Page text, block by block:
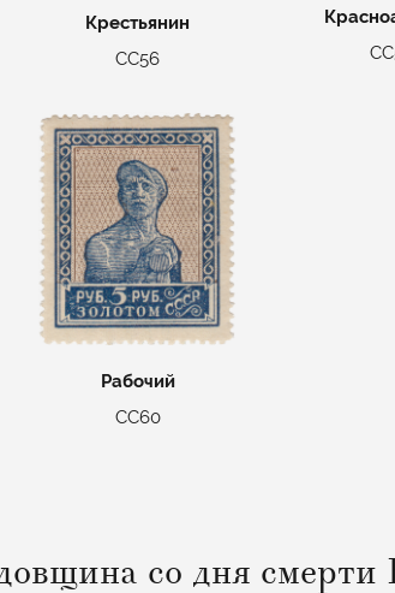
Крестьянин
СС56
Рабочий
СС60
со дня